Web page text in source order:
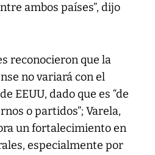
ambos países”, dijo
reconocieron que la
no variará con el
EEUU, dado que es “de
o partidos”; Varela,
un fortalecimiento en
especialmente por